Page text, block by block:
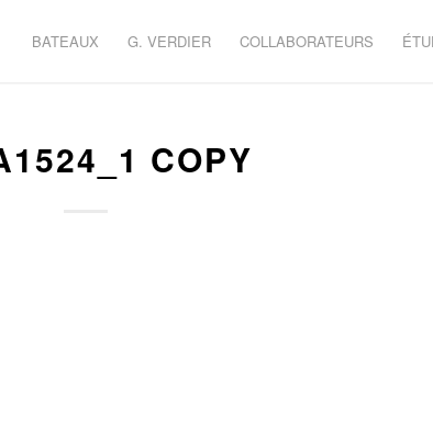
BATEAUX G. VERDIER COLLABORATEURS
COPY